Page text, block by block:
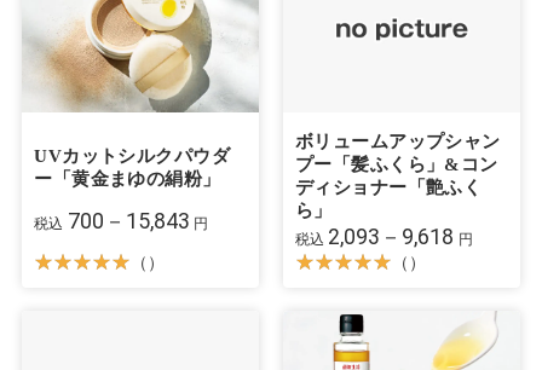
UVカットシルクパウダ
ー「黄金まゆの絹粉」
税込 700－15,843 円
（）
ボリュームアップシャン
プー「髪ふくら」&コン
ディショナー「艶ふく
ら」
税込 2,093－9,618 円
（）